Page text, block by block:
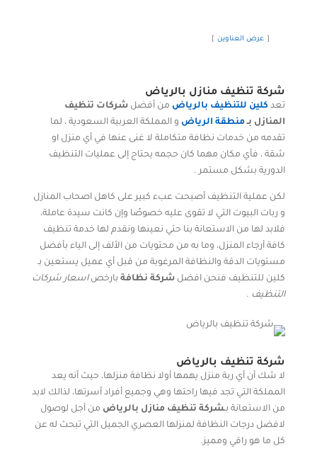
عرض العناوين
شركة تنظيف منازل بالرياض
تعدكلين للتنظيف بالرياض من أفضل شركات تنظيف
المنازل بـمنطقة الرياض و المملكة العربية السعودية ، لما
تقدمه من خدمات نظافة متكاملة لا غنى عنها في أي منزل او
شقة ، فأي مكان مهما كان حجمه يحتاج إلى عمليات التنظيف
الدورية بشكل مستمر .
لكن عملية التنظيف أصبحت عبء كبير على كاهل اصحاب المنازل
و ربات البيوت التي لا تقوى عليه خصوصًا وإن كانت سيدة عاملة،
فلابد لها من الاستعانة بنا حتي نعينها ونقدم لها خدمة تنظيف
كافة أرجاء المنزل، وما به من محتويات من الألف إلى الياء بأفضل
مستويات الدقة والنظافة المرغوبة من قبل أي عميل يستعين بـ
كلين للتنظيف فنحن افضل شركة نظافةبارخصاسعار شركات
التنظيف .
شركة تنظيف بالرياض
لا شك أن أي ربة منزل يهمها أولا نظافة منزلها، حيث أنه يعد
المملكة التي تجد فيها راحتها وهي وجميع أفراد أسرتها، لذالك لابد
من الاستعانة بـشركة تنظيف منازل بالرياض من أجل لوصول
لافضل درجات النظافة لمنزلها العصري الجميل التي تبحث له عن
كل ما هو راقي ومميز.